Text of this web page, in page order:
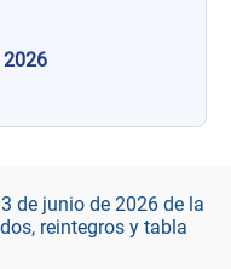
de junio de 2026 de la
reintegros y tabla
2026